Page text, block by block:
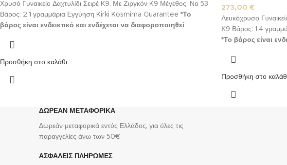
Χρυσό Γυναικείο Δαχτυλίδι Σειρέ Κ9, Με Ζιργκόν K9 Μέγεθος: Νο 53
Βάρος: 2,1 γραμμάρια Εγγύηση Kirki Kosmima Guarantee *Το
βάρος είναι ενδεικτικό και ενδέχεται να διαφοροποιηθεί
παραγγελίας
της. Σε περίπτωση που το νούμερο σας είναι διαφορετικό από
Προσθήκη στο καλάθι
273,00 €
Λευκόχρυσο
Κ9 Βάρος: 1,4
*Το βάρος είναι
παραγγελίας
της. Σε περίπτωση
Προσθήκη στο
ΔΩΡΕΑΝ ΜΕΤΑΦΟΡΙΚΑ
Δωρεάν μεταφορικά εντός Ελλάδος, για όλες τις
παραγγελίες άνω των 50€
ΑΣΦΑΛΕΙΣ ΠΛΗΡΩΜΕΣ